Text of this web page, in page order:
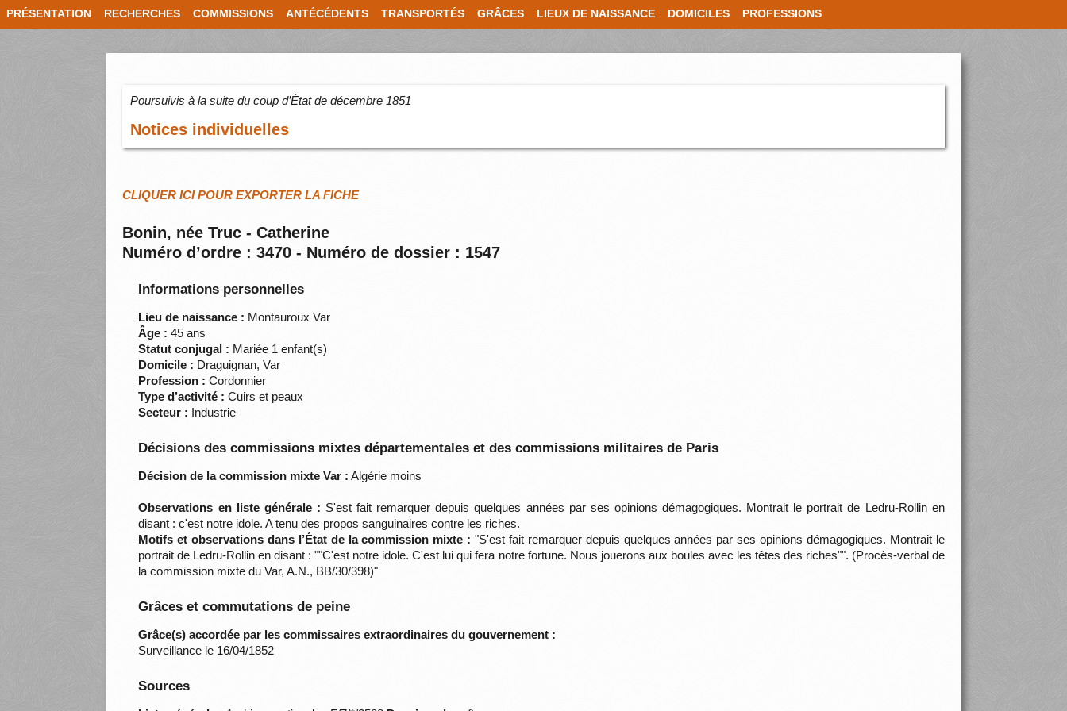
PRÉSENTATION RECHERCHES COMMISSIONS ANTÉCÉDENTS TRANSPORTÉS GRÂCES LIEUX DE NAISSANCE DOMICILES PROFESSIONS
Poursuivis à la suite du coup d’État de décembre 1851
Notices individuelles
CLIQUER ICI POUR EXPORTER LA FICHE
Bonin, née Truc - Catherine
Numéro d’ordre : 3470 - Numéro de dossier : 1547
Informations personnelles
Lieu de naissance : Montauroux Var
Âge : 45 ans
Statut conjugal : Mariée 1 enfant(s)
Domicile : Draguignan, Var
Profession : Cordonnier
Type d’activité : Cuirs et peaux
Secteur : Industrie
Décisions des commissions mixtes départementales et des commissions militaires de Paris
Décision de la commission mixte Var : Algérie moins
Observations en liste générale : S'est fait remarquer depuis quelques années par ses opinions démagogiques. Montrait le portrait de Ledru-Rollin en
disant : c'est notre idole. A tenu des propos sanguinaires contre les riches.
Motifs et observations dans l’État de la commission mixte : "S'est fait remarquer depuis quelques années par ses opinions démagogiques. Montrait le
portrait de Ledru-Rollin en disant : ""C'est notre idole. C'est lui qui fera notre fortune. Nous jouerons aux boules avec les têtes des riches"". (Procès-verbal de
la commission mixte du Var, A.N., BB/30/398)"
Grâces et commutations de peine
Grâce(s) accordée par les commissaires extraordinaires du gouvernement :
Surveillance le 16/04/1852
Sources